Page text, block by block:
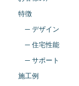
特徴
─ デザイン
─ 住宅性能
─ サポート
施工例